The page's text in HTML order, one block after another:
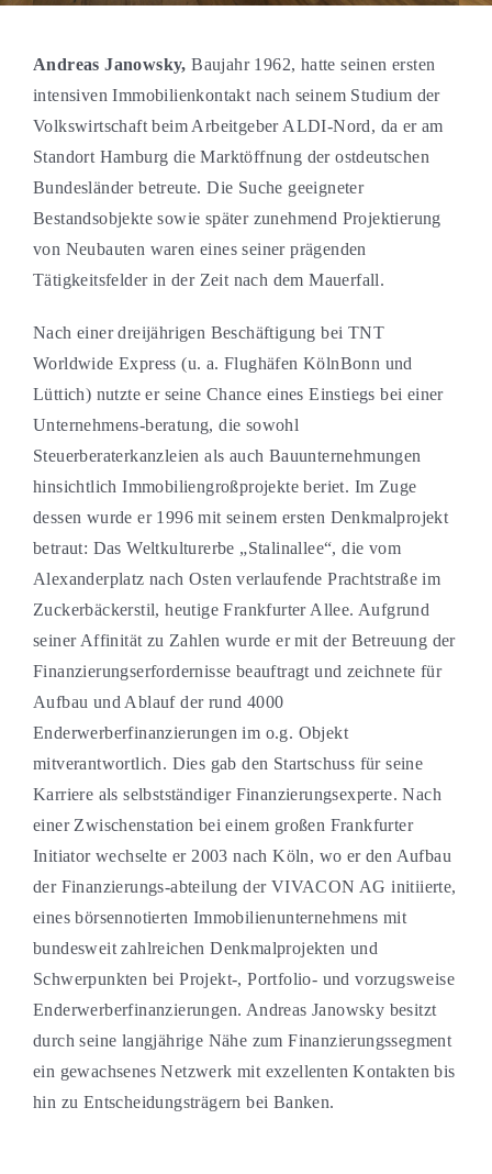
Andreas Janowsky, Baujahr 1962, hatte seinen ersten
intensiven Immobilienkontakt nach seinem Studium der
Volkswirtschaft beim Arbeitgeber ALDI-Nord, da er am
Standort Hamburg die Marktöffnung der ostdeutschen
Bundesländer betreute. Die Suche geeigneter
Bestandsobjekte sowie später zunehmend Projektierung
von Neubauten waren eines seiner prägenden
Tätigkeitsfelder in der Zeit nach dem Mauerfall.
Nach einer dreijährigen Beschäftigung bei TNT
Worldwide Express (u. a. Flughäfen KölnBonn und
Lüttich) nutzte er seine Chance eines Einstiegs bei einer
Unternehmens-beratung, die sowohl
Steuerberaterkanzleien als auch Bauunternehmungen
hinsichtlich Immobiliengroßprojekte beriet. Im Zuge
dessen wurde er 1996 mit seinem ersten Denkmalprojekt
betraut: Das Weltkulturerbe „Stalinallee“, die vom
Alexanderplatz nach Osten verlaufende Prachtstraße im
Zuckerbäckerstil, heutige Frankfurter Allee. Aufgrund
seiner Affinität zu Zahlen wurde er mit der Betreuung der
Finanzierungserfordernisse beauftragt und zeichnete für
Aufbau und Ablauf der rund 4000
Enderwerberfinanzierungen im o.g. Objekt
mitverantwortlich. Dies gab den Startschuss für seine
Karriere als selbstständiger Finanzierungsexperte. Nach
einer Zwischenstation bei einem großen Frankfurter
Initiator wechselte er 2003 nach Köln, wo er den Aufbau
der Finanzierungs-abteilung der VIVACON AG initiierte,
eines börsennotierten Immobilienunternehmens mit
bundesweit zahlreichen Denkmalprojekten und
Schwerpunkten bei Projekt-, Portfolio- und vorzugsweise
Enderwerberfinanzierungen. Andreas Janowsky besitzt
durch seine langjährige Nähe zum Finanzierungssegment
ein gewachsenes Netzwerk mit exzellenten Kontakten bis
hin zu Entscheidungsträgern bei Banken.